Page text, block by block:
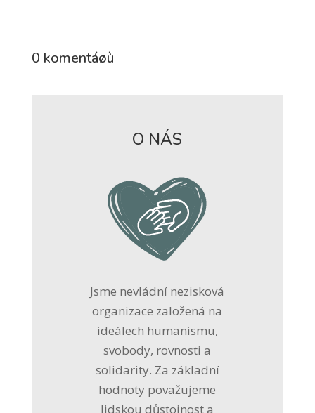
0 komentáøù
O NÁS
Jsme nevládní nezisková
organizace založená na
ideálech humanismu,
svobody, rovnosti a
solidarity. Za základní
hodnoty považujeme
lidskou důstojnost a